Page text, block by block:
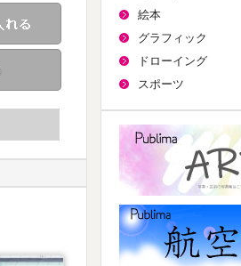
印刷 プレミアム版をカートに入れ
電子版をカートに入れる
絵本
グラフィック
ドローイング
スポーツ